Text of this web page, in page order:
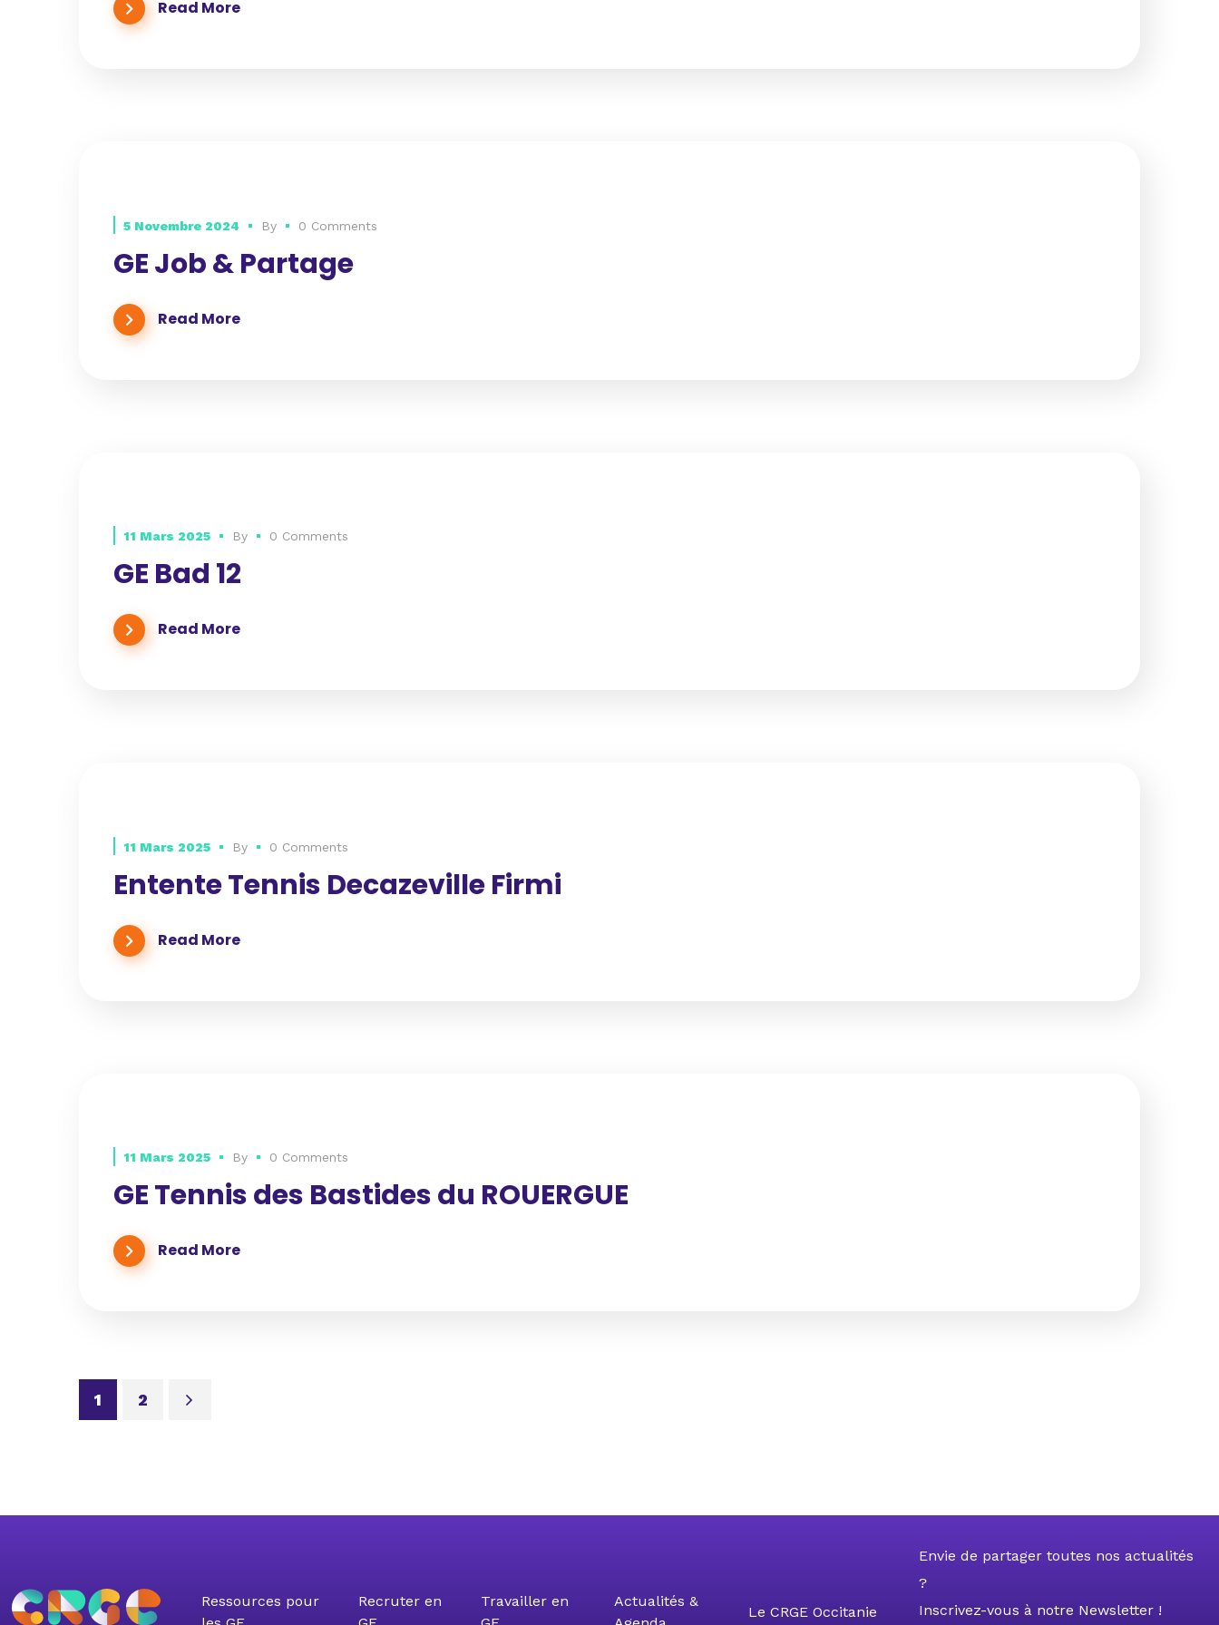
Read More
5 Novembre 2024 By 0 Comments
GE Job & Partage
Read More
11 Mars 2025 By 0 Comments
GE Bad 12
Read More
11 Mars 2025 By 0 Comments
Entente Tennis Decazeville Firmi
Read More
11 Mars 2025 By 0 Comments
GE Tennis des Bastides du ROUERGUE
Read More
1 2
Ressources pour
Recruter en
Travailler en
Actualités &
Le CRGE Occitanie
Envie de partager toutes nos actualités
?
Inscrivez-vous à notre Newsletter !